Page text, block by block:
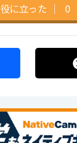
役に立った ｜ 0